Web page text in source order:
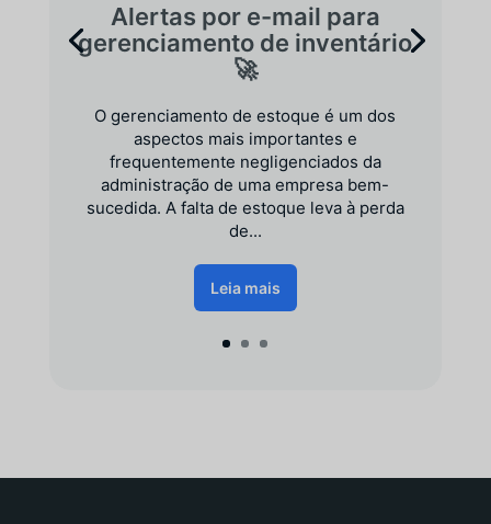
Alertas por e-mail para
gerenciamento de inventário
🚀
O gerenciamento de estoque é um dos
aspectos mais importantes e
frequentemente negligenciados da
administração de uma empresa bem-
sucedida. A falta de estoque leva à perda
de...
Leia mais